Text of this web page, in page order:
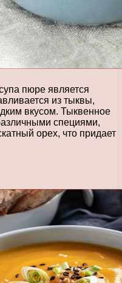
пюре является
из тыквы,
вкусом. Тыквенное
специями,
орех, что придает